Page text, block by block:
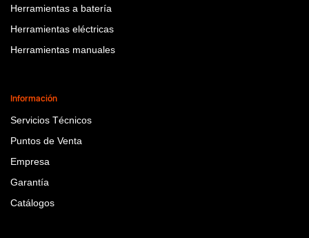
Herramientas a batería
Herramientas eléctricas
Herramientas manuales
Información
Servicios Técnicos
Puntos de Venta
Empresa
Garantía
Catálogos